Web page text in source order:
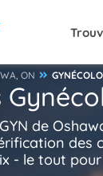
ON
de
des
- le tout